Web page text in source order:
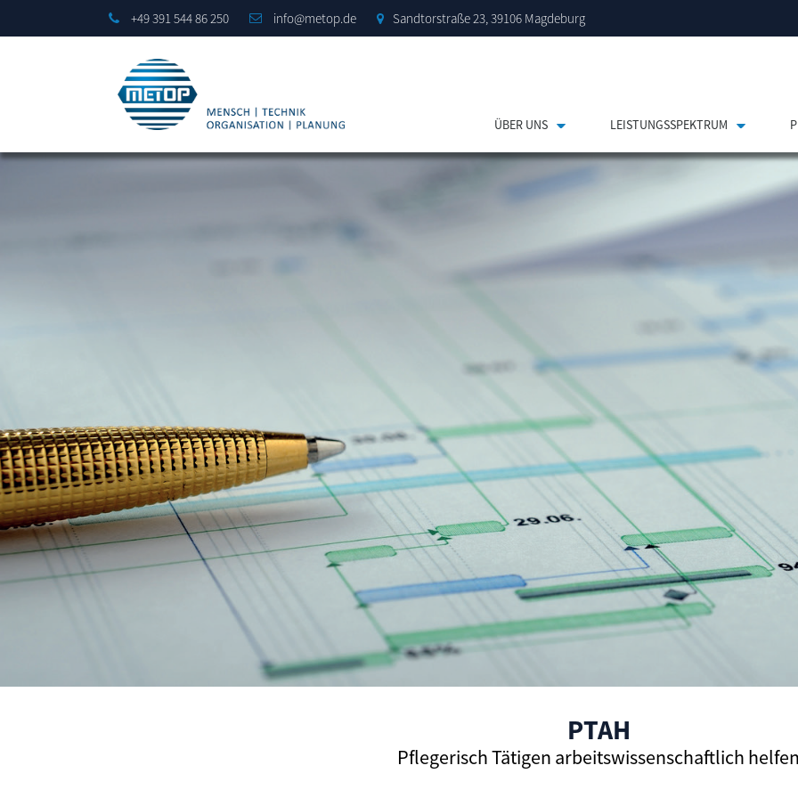
+49 391 544 86 250 info@metop.de Sandtorstraße 23, 39106 Magdeburg
ÜBER UNS LEISTUNGSSPEKTRUM
PTAH
Pflegerisch Tätigen arbeitswissenschaftlich